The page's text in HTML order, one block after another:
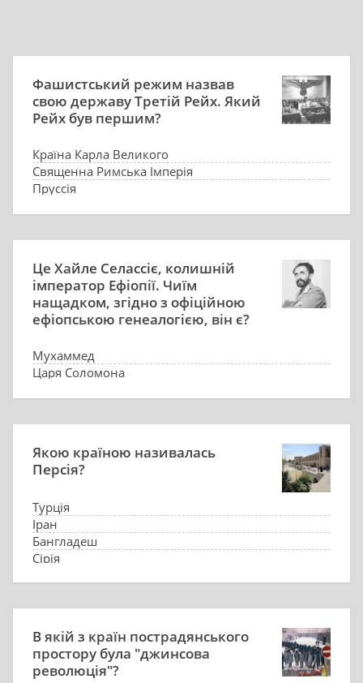
Фашистський режим назвав
свою державу Третій Рейх. Який
Рейх був першим?
Країна Карла Великого
Священна Римська Імперія
Пруссія
Це Хайле Селассіє, колишній
імператор Ефіопії. Чиїм
нащадком, згідно з офіційною
ефіопською генеалогією, він є?
Мухаммед
Царя Соломона
Якою країною називалась
Персія?
Турція
Іран
Бангладеш
Сірія
В якій з країн пострадянського
простору була "джинсова
революція"?